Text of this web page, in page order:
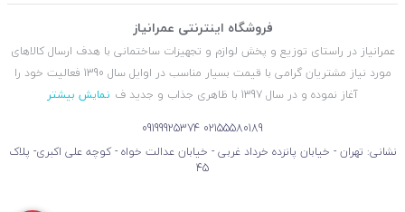
فروشگاه اینترنتی عمرانیاز
عمرانیاز در راستای توزیع و پخش لوازم و تجهیزات ساختمانی با هدف ارسال کالاهای
مورد نیاز مشتریان گرامی با قیمت بسیار مناسب در اوایل سال 1390 فعالیت خود را
آغاز نموده و در سال 1397 با ظاهری جذاب و جدید ف
نمایش بیشتر
02155580189
09199925374
نشانی: تهران - خیابان پانزده خرداد غربی - خیابان عدالت خواه - کوچه علی اکبری- پلاک
45